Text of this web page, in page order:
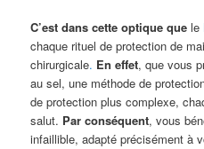
C’est dans cette optique que le
chaque rituel de protection de
chirurgicale. En effet, que vous
au sel, une méthode de
de protection plus complexe,
salut. Par conséquent, vous
infaillible, adapté précisément à